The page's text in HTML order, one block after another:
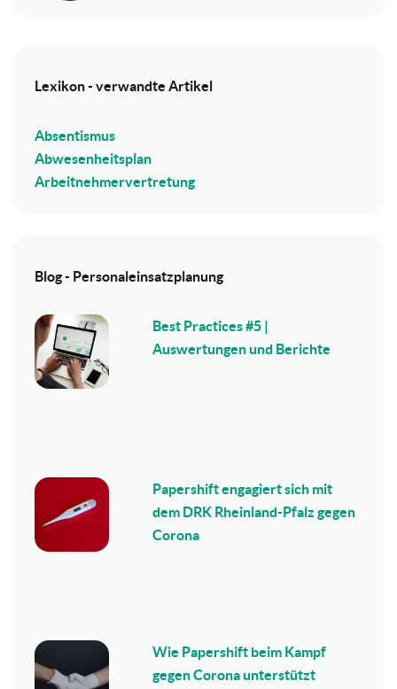
Lexikon - verwandte Artikel
Absentismus
Abwesenheitsplan
Arbeitnehmervertretung
Blog - Personaleinsatzplanung
Best Practices #5 |
Auswertungen und Berichte
Papershift engagiert sich mit
dem DRK Rheinland-Pfalz gegen
Corona
Wie Papershift beim Kampf
gegen Corona unterstützt